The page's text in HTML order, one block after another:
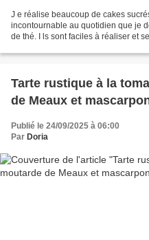
J e réalise beaucoup de cakes
incontournable au quotidien que je
de thé. I ls sont faciles à réaliser et
Tarte rustique à la
de Meaux et
Publié le 24/09/2025 à 06:00
Par Doria